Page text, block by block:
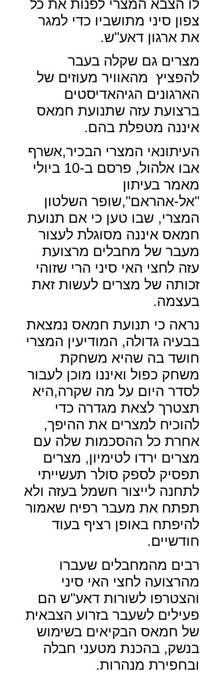
לו הצבא המצרי לפנות את כל
צפון סיני מתושביו כדי למגר
את ארגון דאע"ש.
מצרים גם שקלה בעבר
להפציץ מהאוויר מעוזים של
הארגונים הגיהאדיסטים
ברצועת עזה שתנועת חמאס
איננה מטפלת בהם.
העיתונאי המצרי הבכיר,אשרף
אבו אלהול, פרסם ב-10 ביולי
מאמר בעיתון
"אל-אהראם",שופר השלטון
המצרי, שבו טען כי אם תנועת
חמאס איננה מסוגלת לעצור
מעבר של מחבלים מרצועת
עזה לחצי האי סיני הרי שזוהי
זכותה של מצרים לעשות זאת
בעצמה.
נראה כי תנועת חמאס נמצאת
בבעיה גדולה, המודיעין המצרי
חושד בה שהיא משחקת
משחק כפול ואיננו מוכן לעבור
לסדר היום על מה שקרה,היא
תצטרך לצאת מגדרה כדי
להוכיח למצרים את ההיפך,
אחרת כל ההסכמות שלה עם
מצרים ירדו לטימיון, מצרים
תפסיק לספק סולר תעשייתי
לתחנה לייצור חשמל בעזה ולא
תפתח את מעבר רפיח שאמור
להיפתח באופן רציף בעוד
חודשיים.
רבים מהמחבלים שעברו
מהרצועה לחצי האי סיני
והצטרפו לשורות דאע"ש הם
פעילים לשעבר בזרוע הצבאית
של חמאס הבקיאים בשימוש
בנשק, בהכנת מטעני חבלה
ובחפירת מנהרות.